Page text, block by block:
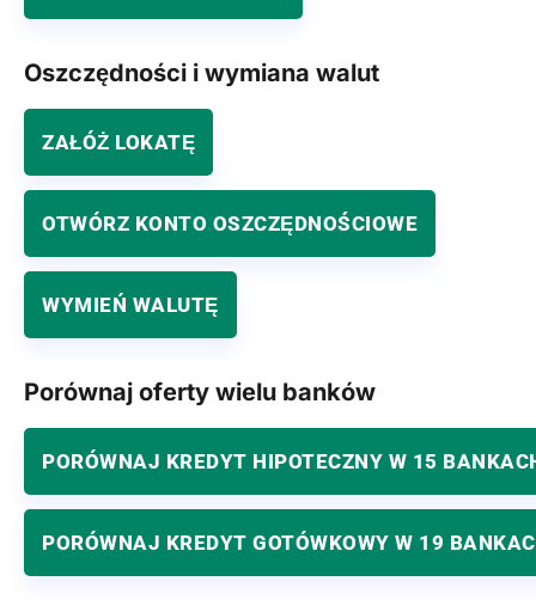
Oszczędności i wymiana walut
ZAŁÓŻ LOKATĘ
OTWÓRZ KONTO OSZCZĘDNOŚCIOWE
WYMIEŃ WALUTĘ
Porównaj oferty wielu banków
PORÓWNAJ KREDYT HIPOTECZNY W 15
PORÓWNAJ KREDYT GOTÓWKOWY W 19